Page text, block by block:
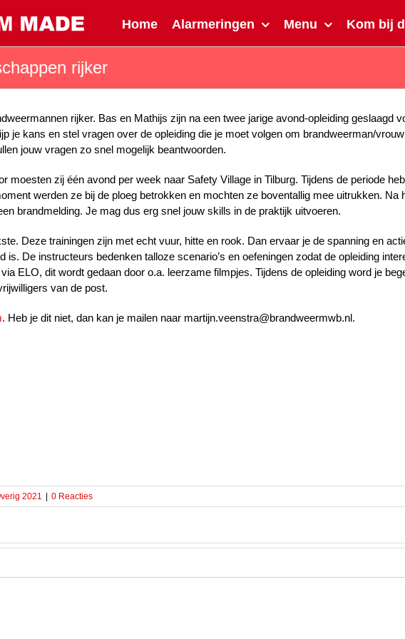
Home Alarmeringen Menu Kom bij
rijker
rijker. Bas en Mathijs zijn na een twee jarige avond-opleiding geslaagd
je kans en stel vragen over de opleiding die je moet volgen om brandweerman/
jouw vragen zo snel mogelijk beantwoorden.
moesten zij één avond per week naar Safety Village in Tilburg. Tijdens de periode
werden ze bij de ploeg betrokken en mochten ze boventallig mee uitrukken. Na
brandmelding. Je mag dus erg snel jouw skills in de praktijk uitvoeren.
Deze trainingen zijn met echt vuur, hitte en rook. Dan ervaar je de spanning en
De instructeurs bedenken talloze scenario’s en oefeningen zodat de opleiding
ELO, dit wordt gedaan door o.a. leerzame filmpjes. Tijdens de opleiding word je
van de post.
. Heb je dit niet, dan kan je mailen naar martijn.veenstra@brandweermwb.nl.
2021 0 Reacties